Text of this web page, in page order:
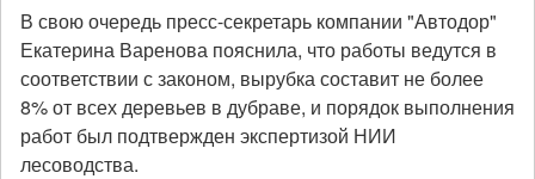
В свою очередь пресс-секретарь компании "Автодор"
Екатерина Варенова пояснила, что работы ведутся в
соответствии с законом, вырубка составит не более
8% от всех деревьев в дубраве, и порядок выполнения
работ был подтвержден экспертизой НИИ
лесоводства.